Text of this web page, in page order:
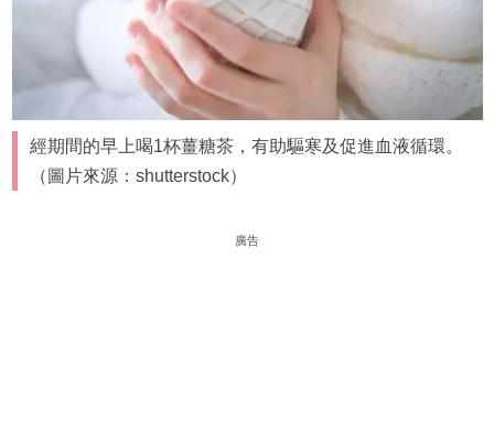
經期間的早上喝1杯薑糖茶，有助驅寒及促進血液循環。
（圖片來源：shutterstock）
廣告